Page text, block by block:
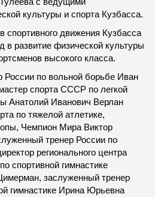
культуры и спорта Кузбасса.
спортивного движения Кузбасса
развитие физической культуры
высокого класса.
России по вольной борьбе Иван
спорта СССР по легкой
Анатолий Иванович Верлан
по тяжелой атлетике,
Чемпион Мира Виктор
тренер России по
регионального центра
спортивной гимнастике
заслуженный тренер
гимнастике Ирина Юрьевна